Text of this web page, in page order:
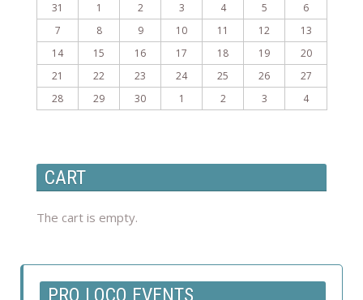
31
1 2 3 4 5
6
7
8 9 10 11 12
13
14
15 16 17 18 19
20
21
22 23 24 25 26
27
28
29 30 1 2 3 4
CART
The cart is empty.
PRO LOCO EVENTS